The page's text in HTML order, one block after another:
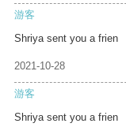
游客
Shriya sent you a frien
2021-10-28
游客
Shriya sent you a frien